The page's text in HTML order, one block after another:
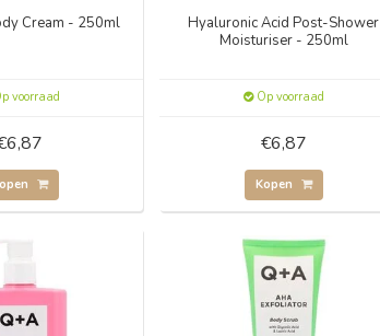
Cream - 250ml
voorraad
Hyaluronic Acid Post-Shower
Moisturiser - 250ml
Op voorraad
€6,87
Kopen